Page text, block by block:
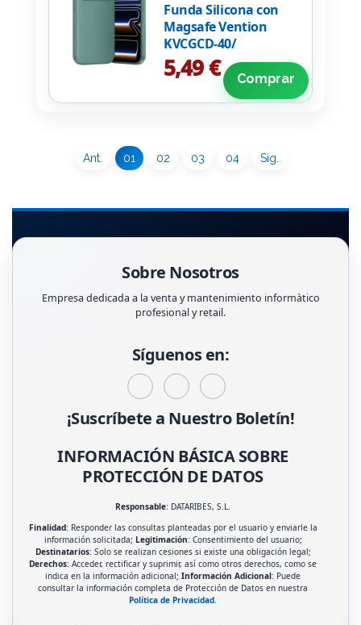
Funda Silicona con
Magsafe Vention
KVCGCD-40/
Compatible con
iPhone 17 Pro Max/
Aguamarina
5,49 € Comprar
Ant. 01 02 03 04 Sig.
Sobre Nosotros
Empresa dedicada a la venta y mantenimiento informàtico
profesional y retail.
Síguenos en:
¡Suscríbete a Nuestro Boletín!
INFORMACIÓN BÁSICA SOBRE
PROTECCIÓN DE DATOS
Responsable: DATARIBES, S.L.
Finalidad: Responder las consultas planteadas por el usuario y enviarle la
información solicitada; Legitimación: Consentimiento del usuario;
Destinatarios: Solo se realizan cesiones si existe una obligación legal;
Derechos: Acceder, rectificar y suprimir, así como otros derechos, como se
indica en la información adicional;Información Adicional: Puede
consultar la información completa de Protección de Datos en nuestra
Política de Privacidad